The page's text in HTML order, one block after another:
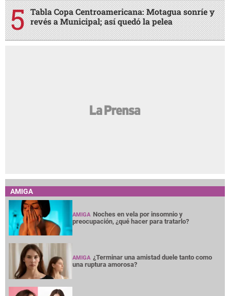
Tabla Copa Centroamericana: Motagua sonríe y
revés a Municipal; así quedó la pelea
AMIGA
AMIGA Noches en vela por insomnio y
preocupación, ¿qué hacer para tratarlo?
AMIGA ¿Terminar una amistad duele tanto como
una ruptura amorosa?